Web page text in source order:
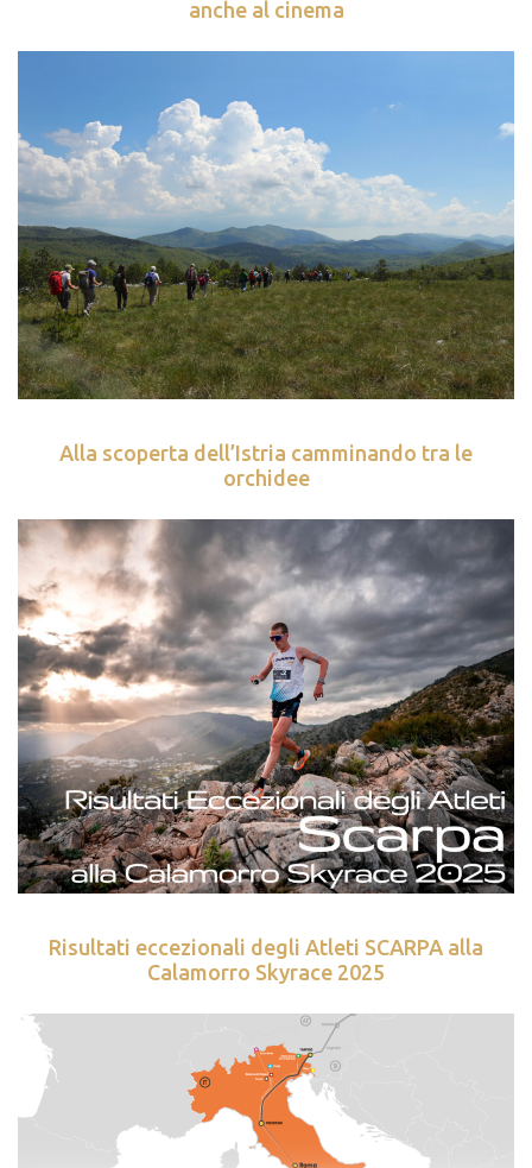
anche al cinema
Alla scoperta dell’Istria camminando tra le
orchidee
Risultati eccezionali degli Atleti SCARPA alla
Calamorro Skyrace 2025